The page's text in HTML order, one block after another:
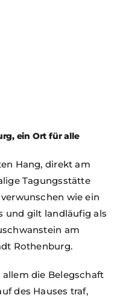
ein Ort für alle
Hang, direkt am
Tagungsstätte
wie ein
und gilt landläufig als
am
Rothenburg.
die Belegschaft
des Hauses traf,